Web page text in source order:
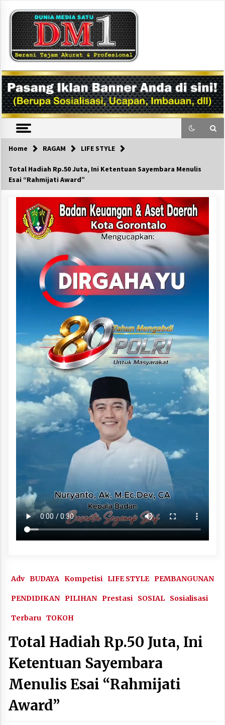
content
DM1
Home RAGAM LIFE STYLE
Total Hadiah Rp.50 Juta, Ini Ketentuan Sayembara Menulis
Esai “Rahmijati Award”
Adv BUDAYA Kompetisi LIFE STYLE PEMBANGUNAN
PENDIDIKAN PILIHAN Prestasi SOSIAL Sosialisasi
Terbaru TOKOH
Total Hadiah Rp.50 Juta, Ini
Ketentuan Sayembara
Menulis Esai “Rahmijati
Award”